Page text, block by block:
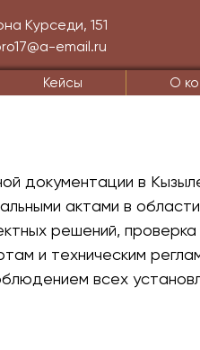
Курседи, 151
email.ru
Кейсы О
документации в
актами в
решений,
и техническим
всех